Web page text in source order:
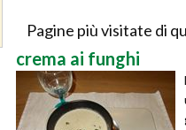
Pagine più visitate di
crema ai funghi